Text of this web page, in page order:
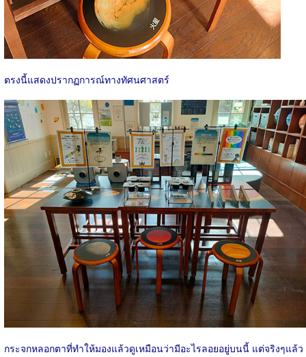
ตรงนี้แสดงปรากฏการณ์ทางทัศนศาสตร์
กระจกหลอกตาที่ทำให้มองแล้วดูเหมือนว่ามีอะไรลอยอยู่บนนี้ แต่จริงๆแล้ว